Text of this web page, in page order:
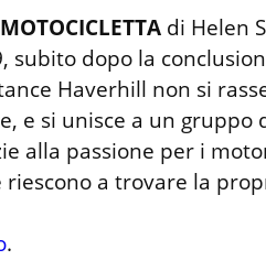
di Helen
subito dopo la
Haverhill non si
e si unisce a un gruppo
alla passione per i
a trovare la
.